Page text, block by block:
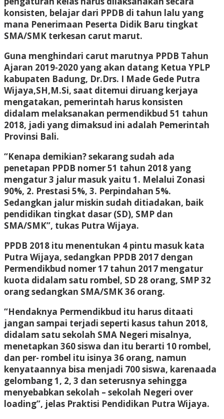
konsisten, belajar dari PPDB di tahun lalu yang
mana Penerimaan Peserta Didik Baru tingkat
SMA/SMK terkesan carut marut.
Guna menghindari carut marutnya PPDB Tahun
Ajaran 2019-2020 yang akan datang Ketua YPLP
kabupaten Badung, Dr.Drs. I Made Gede Putra
Wijaya,SH,M.Si, saat ditemui diruang kerjaya
mengatakan, pemerintah harus konsisten
didalam melaksanakan permendikbud 51 tahun
2018, jadi yang dimaksud ini adalah Pemerintah
Provinsi Bali.
“Kenapa demikian? sekarang sudah ada
penetapan PPDB nomer 51 tahun 2018 yang
mengatur 3 jalur masuk yaitu 1. Melalui Zonasi
90%, 2. Prestasi 5%, 3. Perpindahan 5%.
Sedangkan jalur miskin sudah ditiadakan, baik
pendidikan tingkat dasar (SD), SMP dan
SMA/SMK”, tukas Putra Wijaya.
PPDB 2018 itu menentukan 4 pintu masuk kata
Putra Wijaya, sedangkan PPDB 2017 dengan
Permendikbud nomer 17 tahun 2017 mengatur
kuota didalam satu rombel, SD 28 orang, SMP 32
orang sedangkan SMA/SMK 36 orang.
“Hendaknya Permendikbud itu harus ditaati
jangan sampai terjadi seperti kasus tahun 2018,
didalam satu sekolah SMA Negeri misalnya,
menetapkan 360 siswa dan itu berarti 10 rombel,
dan per- rombel itu isinya 36 orang, namun
kenyataannya bisa menjadi 700 siswa, karenaada
gelombang 1, 2, 3 dan seterusnya sehingga
menyebabkan sekolah – sekolah Negeri over
loading”, jelas Praktisi Pendidikan Putra Wijaya.